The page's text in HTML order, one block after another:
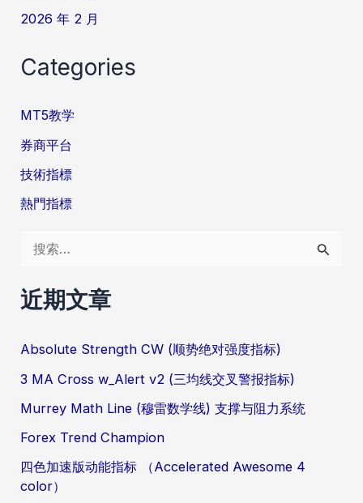
2026 年 2 月
Categories
MT5教学
券商平台
技術指標
熱門指標
：
近期文章
Absolute Strength CW (顺势绝对强度指标)
3 MA Cross w_Alert v2 (三均线交叉警报指标)
Murrey Math Line (穆雷数学线) 支撑与阻力系统
Forex Trend Champion
四色加速版动能指标 （Accelerated Awesome 4
color）